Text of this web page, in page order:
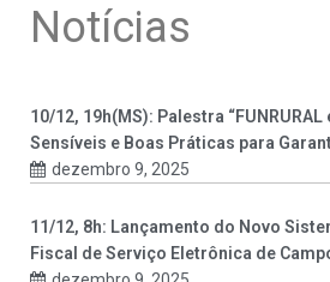
Notícias
10/12, 19h(MS): Palestra
Sensíveis e Boas Práticas para
dezembro 9, 2025
11/12, 8h: Lançamento do Novo
Fiscal de Serviço Eletrônica de